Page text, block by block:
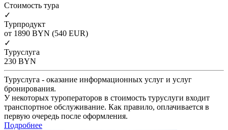
Cтоимость тура
✓
Турпродукт
от 1890 BYN (540 EUR)
✓
Туруслуга
230 BYN
Туруслуга - оказание информационных услуг и услуг
бронирования.
У некоторых туроператоров в стоимость туруслуги входит
транспортное обслуживание. Как правило, оплачивается в
первую очередь после оформления.
Подробнее